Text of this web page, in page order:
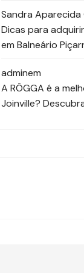
Sandra Aparecida
Dicas para
em Balneário
adminem
A RÔGGA é a
Joinville?